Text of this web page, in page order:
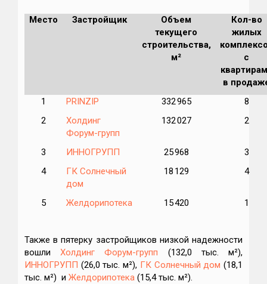
Место Застройщик
Объем
текущего
строительства,
м²
Кол-во
жилых
с
в
1
PRINZIP 332 965
8
2
Холдинг
Форум-групп
132 027 2
3 ИННОГРУПП 25 968
3
4
ГК Солнечный
дом
18 129 4
5 Желдорипотека 15 420 1
Также в пятерку застройщиков низкой надежности
вошлиХолдинг Форум-групп (132,0 тыс. м²),
ИННОГРУПП (26,0 тыс. м²), ГК Солнечный дом (18,1
тыс. м²) и Желдорипотека (15,4 тыс. м²).